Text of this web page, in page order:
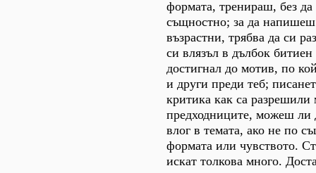
формата, тренираш, без
същностно; за да напишеш
възрастни, трябва да си
си влязъл в дълбок
достигнал до мотив, по
и други преди теб;
критика как са разрешили
предходниците, можеш ли
влог в темата, ако не по
формата или чувството.
искат толкова много.